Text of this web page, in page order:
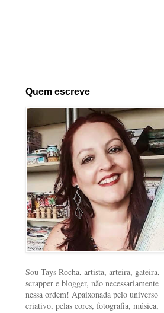
Quem escreve
Sou Tays Rocha, artista, arteira, gateira,
scrapper e blogger, não necessariamente
nessa ordem! Apaixonada pelo universo
criativo, pelas cores, fotografia, música,